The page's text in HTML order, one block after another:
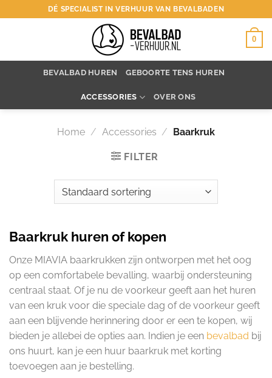
naar
DÉ SPECIALIST IN VERHUUR VAN BEVALBADEN
0
BEVALBAD HUREN GEBOORTE TENS HUREN
ACCESSORIES OVER ONS
Home / Accessories / Baarkruk
FILTER
Baarkruk huren of kopen
Onze MIAVIA baarkrukken zijn ontworpen met het oog
op een comfortabele bevalling, waarbij ondersteuning
centraal staat. Of je nu de voorkeur geeft aan het huren
van een kruk voor die speciale dag of de voorkeur geeft
aan een blijvende herinnering door er een te kopen, wij
bieden je allebei de opties aan. Indien je een bevalbad bij
ons huurt, kan je een huur baarkruk met korting
toevoegen aan je bestelling.